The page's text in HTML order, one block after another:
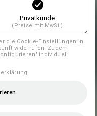
Privatkunde
(Preise mit MwSt.)
die Cookie-Einstellungen in
widerrufen. Zudem
individuell
.